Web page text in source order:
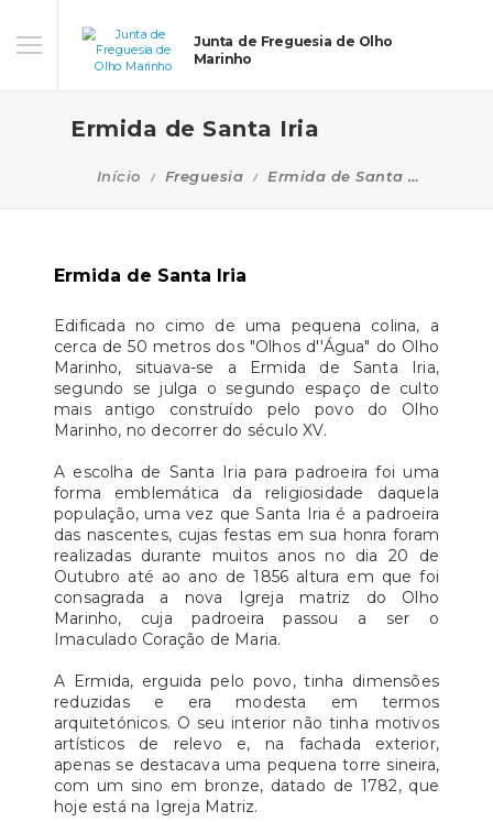
Junta de Freguesia de Olho
Marinho
Ermida de Santa Iria
Início Freguesia Ermida de Santa Iria
Ermida de Santa Iria
Edificada no cimo de uma pequena colina, a
cerca de 50 metros dos "Olhos d''Água" do Olho
Marinho, situava-se a Ermida de Santa Iria,
segundo se julga o segundo espaço de culto
mais antigo construído pelo povo do Olho
Marinho, no decorrer do século XV.
A escolha de Santa Iria para padroeira foi uma
forma emblemática da religiosidade daquela
população, uma vez que Santa Iria é a padroeira
das nascentes, cujas festas em sua honra foram
realizadas durante muitos anos no dia 20 de
Outubro até ao ano de 1856 altura em que foi
consagrada a nova Igreja matriz do Olho
Marinho, cuja padroeira passou a ser o
Imaculado Coração de Maria.
A Ermida, erguida pelo povo, tinha dimensões
reduzidas e era modesta em termos
arquitetónicos. O seu interior não tinha motivos
artísticos de relevo e, na fachada exterior,
apenas se destacava uma pequena torre sineira,
com um sino em bronze, datado de 1782, que
hoje está na Igreja Matriz.